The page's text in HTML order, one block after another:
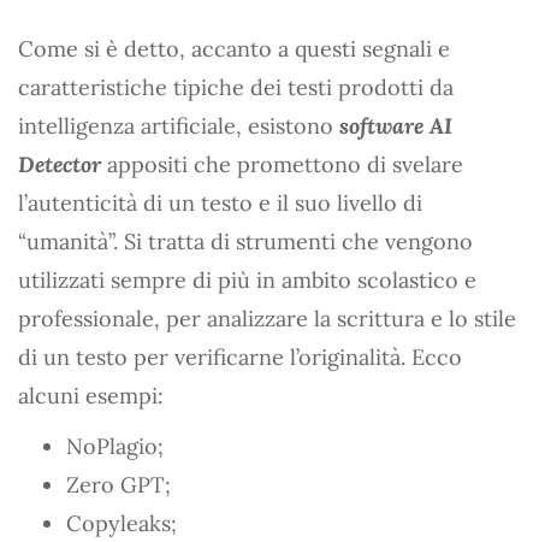
Come si è detto, accanto a questi segnali e
caratteristiche tipiche dei testi prodotti da
intelligenza artificiale, esistono software AI
Detectorappositi che promettono di svelare
l’autenticità di un testo e il suo livello di
“umanità”. Si tratta di strumenti che vengono
utilizzati sempre di più in ambito scolastico e
professionale, per analizzare la scrittura e lo stile
di un testo per verificarne l’originalità. Ecco
alcuni esempi:
NoPlagio;
Zero GPT;
Copyleaks;